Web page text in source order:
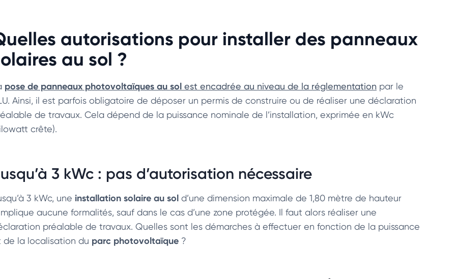
autorisations pour installer des panneaux
au sol ?
pose de panneaux photovoltaïques au sol est encadrée au niveau de la réglementation par le
Ainsi, il est parfois obligatoire de déposer un permis de construire ou de réaliser une déclaration
de travaux. Cela dépend de la puissance nominale de l’installation, exprimée en kWc
crête).
3 kWc : pas d’autorisation nécessaire
3 kWc, une installation solaire au sol d’une dimension maximale de 1,80 mètre de hauteur
aucune formalités, sauf dans le cas d’une zone protégée. Il faut alors réaliser une
préalable de travaux. Quelles sont les démarches à effectuer en fonction de la puissance
de la localisation du parc photovoltaïque ?